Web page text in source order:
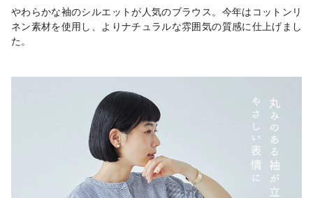
やわらかな袖のシルエットが人気のブラウス。今年はコットンリ
ネン素材を使用し、よりナチュラルな雰囲気の質感に仕上げまし
た。